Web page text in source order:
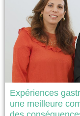
Comme de nombreuses
Expériences
une meilleure